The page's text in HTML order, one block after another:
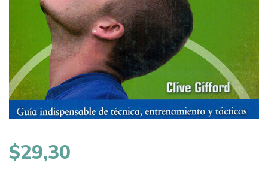
$29,30